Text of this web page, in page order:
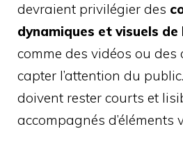
devraient privilégier des
dynamiques et visuels
comme des vidéos ou
capter l’attention du
doivent rester courts et
accompagnés d’éléments